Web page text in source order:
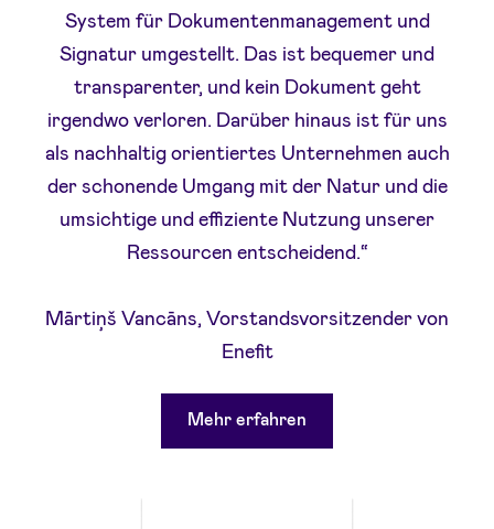
System für Dokumentenmanagement und
Signatur umgestellt. Das ist bequemer und
transparenter, und kein Dokument geht
irgendwo verloren. Darüber hinaus ist für uns
als nachhaltig orientiertes Unternehmen auch
der schonende Umgang mit der Natur und die
umsichtige und effiziente Nutzung unserer
Ressourcen entscheidend.“
Mārtiņš Vancāns, Vorstandsvorsitzender von
Enefit
Mehr erfahren